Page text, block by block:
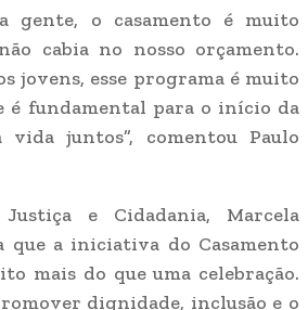
gente, o casamento é muito
cabia no nosso orçamento.
jovens, esse programa é muito
é fundamental para o início da
juntos”, comentou Paulo
e Cidadania, Marcela
que a iniciativa do Casamento
mais do que uma celebração.
dignidade, inclusão e o